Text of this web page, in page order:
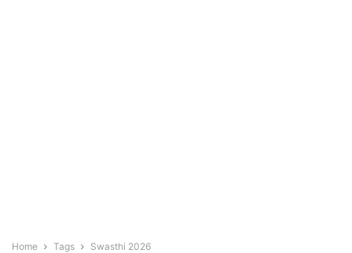
Home Tags Swasthi 2026